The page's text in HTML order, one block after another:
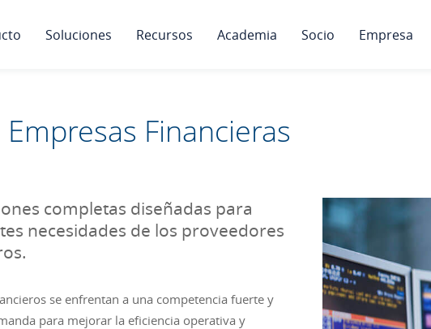
Soluciones Recursos Academia Socio Empresa
Financieras
completas diseñadas para
necesidades de los proveedores
se enfrentan a una competencia fuerte y
para mejorar la eficiencia operativa y